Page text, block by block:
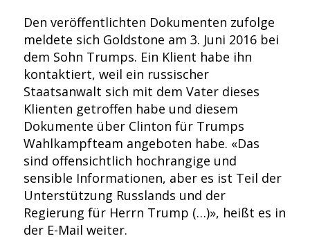
Den veröffentlichten Dokumenten zufolge
meldete sich Goldstone am 3. Juni 2016 bei
dem Sohn Trumps. Ein Klient habe ihn
kontaktiert, weil ein russischer
Staatsanwalt sich mit dem Vater dieses
Klienten getroffen habe und diesem
Dokumente über Clinton für Trumps
Wahlkampfteam angeboten habe. «Das
sind offensichtlich hochrangige und
sensible Informationen, aber es ist Teil der
Unterstützung Russlands und der
Regierung für Herrn Trump (…)», heißt es in
der E-Mail weiter.